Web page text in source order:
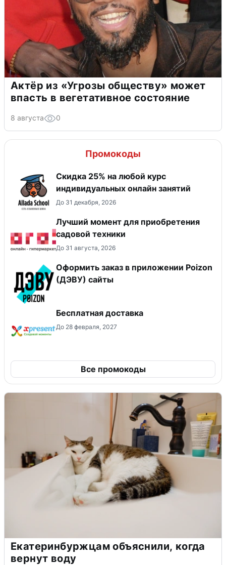
Актёр из «Угрозы обществу» может
впасть в вегетативное состояние
8 августа 0
Промокоды
Скидка 25% на любой курс
индивидуальных онлайн занятий
До 31 декабря, 2026
Лучший момент для приобретения
садовой техники
До 31 августа, 2026
Оформить заказ в приложении Poizon
(ДЭВУ) сайты
Бесплатная доставка
До 28 февраля, 2027
Все промокоды
Екатеринбуржцам объяснили, когда
вернут воду